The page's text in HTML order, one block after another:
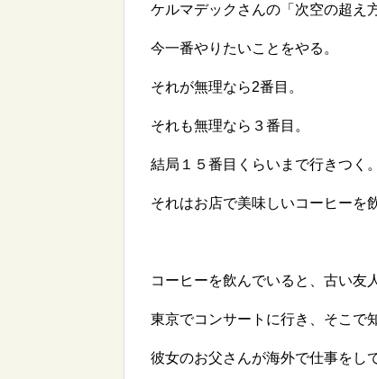
ケルマデックさんの「次空の超え
今一番やりたいことをやる。
それが無理なら2番目。
それも無理なら３番目。
結局１５番目くらいまで行きつく。
それはお店で美味しいコーヒーを
コーヒーを飲んでいると、古い友
東京でコンサートに行き、そこで
彼女のお父さんが海外で仕事をし